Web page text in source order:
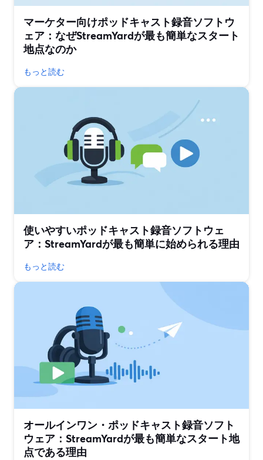
マーケター向けポッドキャスト録音ソフトウ
ェア：なぜStreamYardが最も簡単なスタート
地点なのか
もっと読む
使いやすいポッドキャスト録音ソフトウェ
ア：StreamYardが最も簡単に始められる理由
もっと読む
オールインワン・ポッドキャスト録音ソフト
ウェア：StreamYardが最も簡単なスタート地
点である理由